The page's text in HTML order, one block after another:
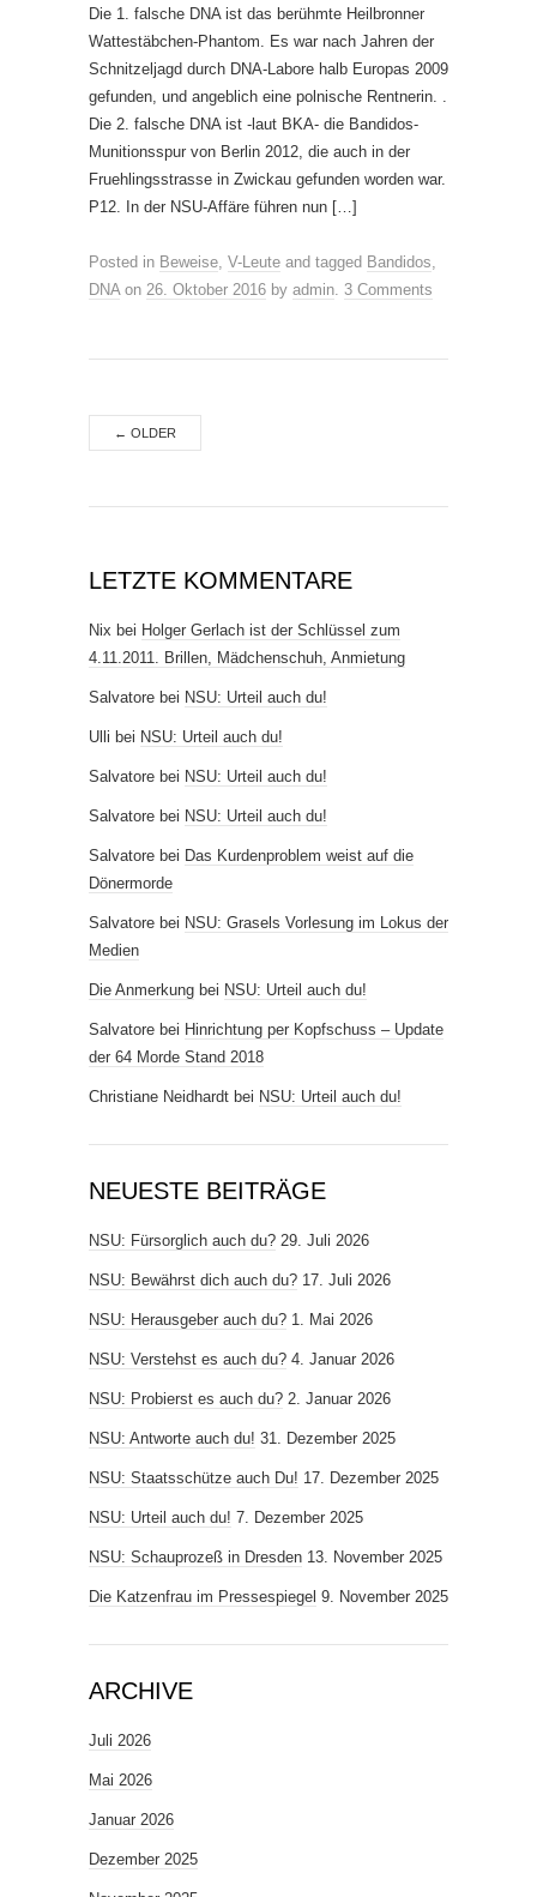
Die 1. falsche DNA ist das berühmte Heilbronner
Wattestäbchen-Phantom. Es war nach Jahren der
Schnitzeljagd durch DNA-Labore halb Europas 2009
gefunden, und angeblich eine polnische Rentnerin. .
Die 2. falsche DNA ist -laut BKA- die Bandidos-
Munitionsspur von Berlin 2012, die auch in der
Fruehlingsstrasse in Zwickau gefunden worden war.
P12. In der NSU-Affäre führen nun […]
Posted in Beweise, V-Leute and tagged Bandidos,
DNAon 26. Oktober 2016 by admin. 3 Comments
← OLDER
LETZTE KOMMENTARE
Nix bei Holger Gerlach ist der Schlüssel zum
4.11.2011. Brillen, Mädchenschuh, Anmietung
Salvatore bei NSU: Urteil auch du!
Ulli bei NSU: Urteil auch du!
Salvatore bei NSU: Urteil auch du!
Salvatore bei NSU: Urteil auch du!
Salvatore bei Das Kurdenproblem weist auf die
Dönermorde
Salvatore bei NSU: Grasels Vorlesung im Lokus der
Medien
Die Anmerkung bei NSU: Urteil auch du!
Salvatore bei Hinrichtung per Kopfschuss – Update
der 64 Morde Stand 2018
Christiane Neidhardt bei NSU: Urteil auch du!
NEUESTE BEITRÄGE
NSU: Fürsorglich auch du? 29. Juli 2026
NSU: Bewährst dich auch du? 17. Juli 2026
NSU: Herausgeber auch du? 1. Mai 2026
NSU: Verstehst es auch du? 4. Januar 2026
NSU: Probierst es auch du? 2. Januar 2026
NSU: Antworte auch du! 31. Dezember 2025
NSU: Staatsschütze auch Du! 17. Dezember 2025
NSU: Urteil auch du! 7. Dezember 2025
NSU: Schauprozeß in Dresden 13. November 2025
Die Katzenfrau im Pressespiegel 9. November 2025
ARCHIVE
Juli 2026
Mai 2026
Januar 2026
Dezember 2025